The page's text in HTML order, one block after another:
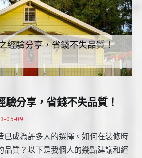
驗分享，省錢不失品質！
05-09
已成為許多人的選擇。如何在裝修時
品質？以下是我個人的幾點建議和經